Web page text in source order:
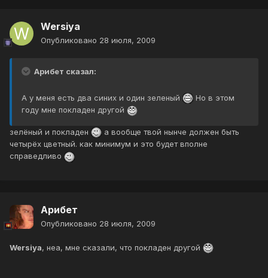
Wersiya
Опубликовано 28 июля, 2009
Арибет сказал:
А у меня есть два синих и один зеленый
Но в этом
году мне покладен другой
зелёный и покладен
а вообще твой нынче должен быть
четырёх цветный. как минимум и это будет вполне
справедливо
Арибет
Опубликовано 28 июля, 2009
Wersiya, неа, мне сказали, что покладен другой